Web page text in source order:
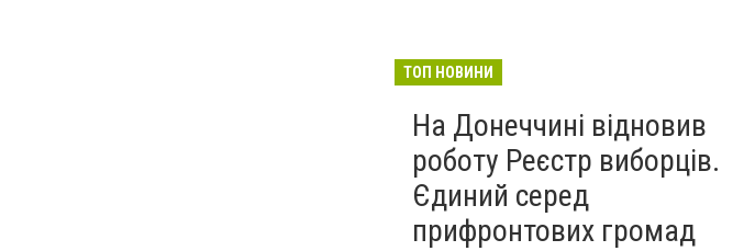
війни. РФ вдарила
столиці. 15 людей загинули.
В Росії палають
енергопідстанції та
черговий WB
Вчора
ТОП НОВИНИ
На Донеччині відновив
роботу Реєстр виборців.
Єдиний серед
прифронтових громад